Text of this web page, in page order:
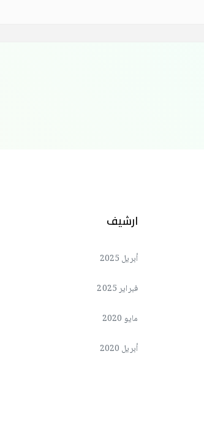
ارشيف
أبريل 2025
فبراير 2025
مايو 2020
أبريل 2020